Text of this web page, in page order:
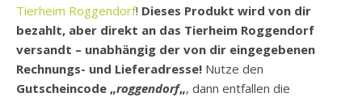
Tierheim Roggendorf! Dieses Produkt wird von dir
bezahlt, aber direkt an das Tierheim Roggendorf
versandt – unabhängig der von dir eingegebenen
Rechnungs- und Lieferadresse! Nutze den
Gutscheincode „roggendorf„, dann entfallen die